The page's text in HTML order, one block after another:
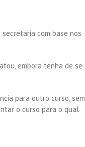
com base nos
embora tenha de se
para outro curso, sem
o curso para o qual